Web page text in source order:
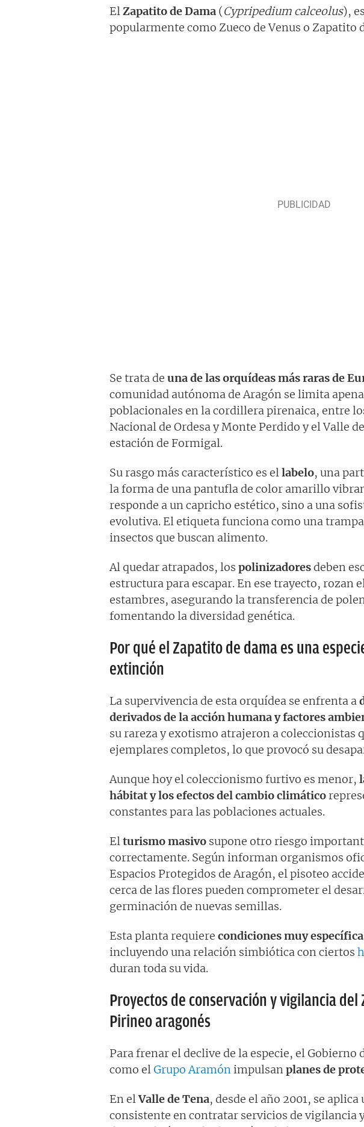
ElZapatito de Dama (Cypripedium calceolus),
popularmente como Zueco de Venus o Zapatito
Se trata de una de las orquídeas más raras de
comunidad autónoma de Aragón se limita
poblacionales en la cordillera pirenaica, entre
Nacional de Ordesa y Monte Perdido y el Valle
estación de Formigal.
Su rasgo más característico es ellabelo, una
la forma de una pantufla de color amarillo
responde a un capricho estético, sino a una
evolutiva. El etiqueta funciona como una
insectos que buscan alimento.
Al quedar atrapados, los polinizadoresdeben
estructura para escapar. En ese trayecto, rozan
estambres, asegurando la transferencia de
fomentando la diversidad genética.
Por qué el Zapatito de dama es una
extinción
La supervivencia de esta orquídea se enfrenta a
derivados de la acción humana y factores
su rareza y exotismo atrajeron a coleccionistas
ejemplares completos, lo que provocó su
Aunque hoy el coleccionismo furtivo es menor,
hábitat y los efectos del cambio climático
constantes para las poblaciones actuales.
Elturismo masivo supone otro riesgo
correctamente. Según informan organismos
Espacios Protegidos de Aragón, el pisoteo
cerca de las flores pueden comprometer el
germinación de nuevas semillas.
Esta planta requiere condiciones muy
incluyendo una relación simbiótica con ciertos
duran toda su vida.
Proyectos de conservación y vigilancia del
Pirineo aragonés
Para frenar el declive de la especie, el Gobierno
como elGrupo Aramónimpulsanplanes de
En elValle de Tena, desde el año 2001, se
consistente en contratar servicios de vigilancia